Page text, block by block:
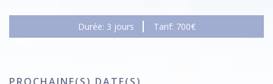
Durée: 3 jours Tarif: 700€